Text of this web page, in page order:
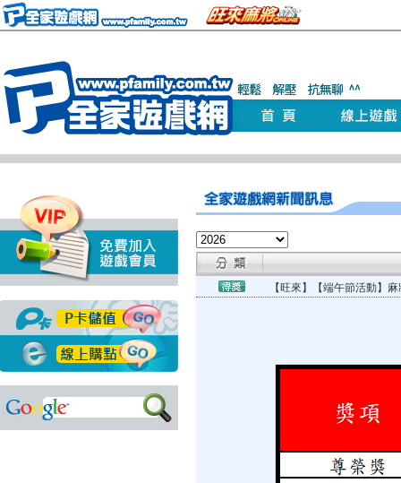
【旺來】【端午節活動】